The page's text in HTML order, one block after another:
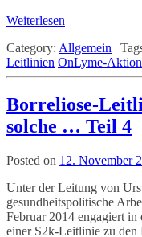
Weiterlesen
Category: Allgemein |
Leitlinien OnLyme-
Borreliose-
solche … Teil 4
Posted on 12. November
Unter der Leitung von
gesundheitspolitische
Februar 2014 engagiert
einer S2k-Leitlinie zu den